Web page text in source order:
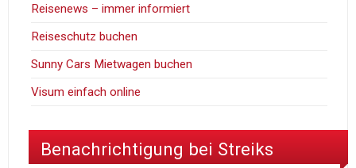
Reisenews – immer informiert
Reiseschutz buchen
Sunny Cars Mietwagen buchen
Visum einfach online
Benachrichtigung bei Streiks